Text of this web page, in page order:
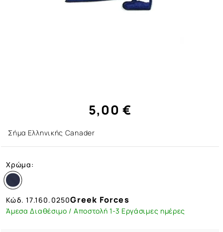
5,00 €
Σήμα Ελληνικής Canader
Χρώμα:
Κώδ.17.160.0250Greek Forces
Άμεσα Διαθέσιμο / Αποστολή 1-3 Εργάσιμες ημέρες